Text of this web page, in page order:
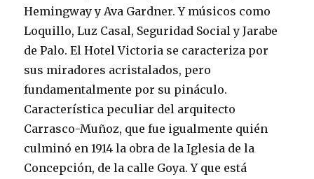
Hemingway y Ava Gardner. Y músicos como
Loquillo, Luz Casal, Seguridad Social y Jarabe
de Palo. El Hotel Victoria se caracteriza por
sus miradores acristalados, pero
fundamentalmente por su pináculo.
Característica peculiar del arquitecto
Carrasco-Muñoz, que fue igualmente quién
culminó en 1914 la obra de la Iglesia de la
Concepción, de la calle Goya. Y que está